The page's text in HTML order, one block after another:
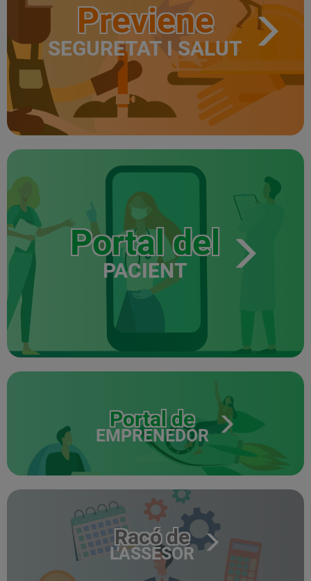
Previene
SEGURETAT I SALUT
Portal del
PACIENT
Portal de
EMPRENEDOR
Racó de
L'ASSESOR